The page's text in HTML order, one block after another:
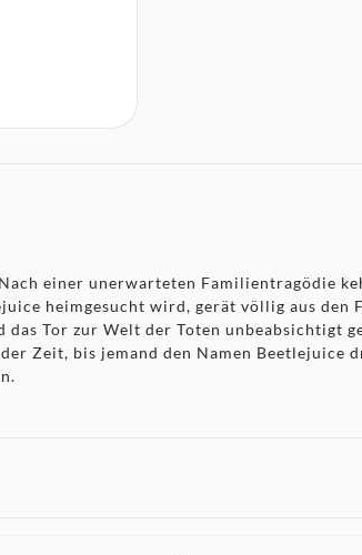
einer unerwarteten Familientragödie
heimgesucht wird, gerät völlig aus den
Tor zur Welt der Toten unbeabsichtigt
Zeit, bis jemand den Namen Beetlejuice